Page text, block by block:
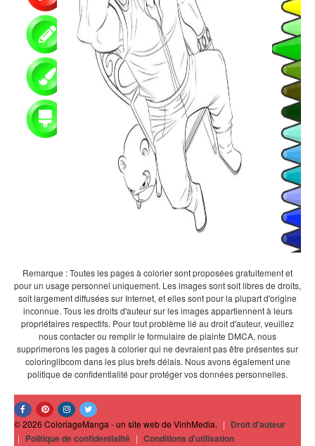
Remarque : Toutes les pages à colorier sont proposées gratuitement et
pour un usage personnel uniquement. Les images sont soit libres de droits,
soit largement diffusées sur Internet, et elles sont pour la plupart d'origine
inconnue. Tous les droits d'auteur sur les images appartiennent à leurs
propriétaires respectifs. Pour tout problème lié au droit d'auteur, veuillez
nous contacter ou remplir le formulaire de plainte DMCA, nous
supprimerons les pages à colorier qui ne devraient pas être présentes sur
coloringlibcom dans les plus brefs délais. Nous avons également une
politique de confidentialité pour protéger vos données personnelles.
© 2026 ColoriageManga - un site web de VinhMedia. | Droit d'auteur
| Politique de confidentialité | Conditions d'utilisation